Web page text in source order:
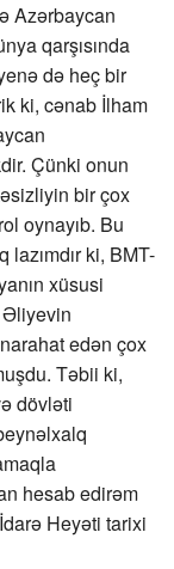
Azərbaycan
qarşısında
də heç bir
ki, cənab İlham
Çünki onun
bir çox
oynayıb. Bu
lazımdır ki, BMT-
xüsusi
Əliyevin
edən çox
Təbii ki,
dövləti
hesab edirəm
Heyəti tarixi